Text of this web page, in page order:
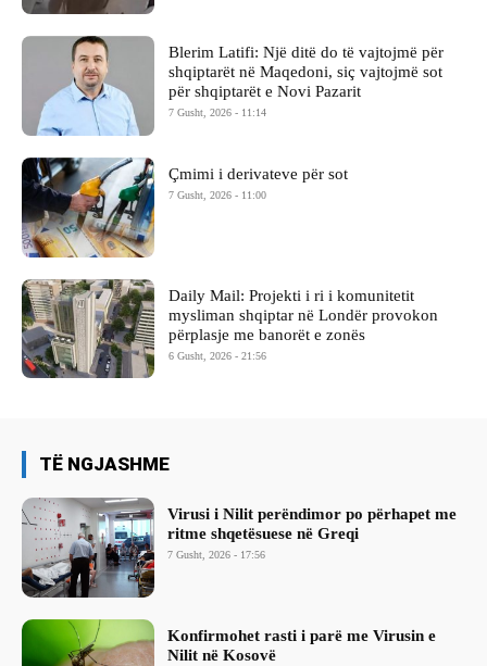
Blerim Latifi: Një ditë do të vajtojmë për
shqiptarët në Maqedoni, siç vajtojmë sot
për shqiptarët e Novi Pazarit
7 Gusht, 2026 - 11:14
Çmimi i derivateve për sot
7 Gusht, 2026 - 11:00
Daily Mail: Projekti i ri i komunitetit
mysliman shqiptar në Londër provokon
përplasje me banorët e zonës
6 Gusht, 2026 - 21:56
TË NGJASHME
Virusi i Nilit perëndimor po përhapet me
ritme shqetësuese në Greqi
7 Gusht, 2026 - 17:56
Konfirmohet rasti i parë me Virusin e
Nilit në Kosovë